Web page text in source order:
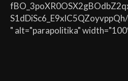
" alt="parapolitika"